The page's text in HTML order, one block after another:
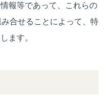
報等であって、これらの
合せることによって、特
ます。